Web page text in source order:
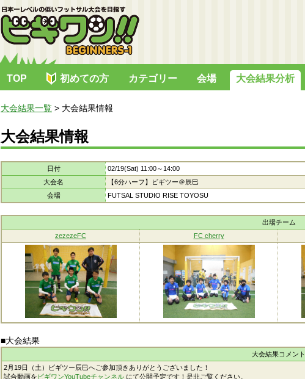
TOP 初めての方 カテゴリー 会場 大会結果分析
大会結果一覧 > 大会結果情報
大会結果情報
日付
02/19(Sat) 11:00～14:00
大会名
【6分ハーフ】ビギツー＠辰巳
会場
FUTSAL STUDIO RISE TOYOSU
出場チーム
zezezeFC
FC cherry
■大会結果
大会結果コメント
2月19日（土）ビギツー辰巳へご参加頂きありがとうございました！
試合動画を ビギワンYouTubeチャンネル にて公開予定です！是非ご覧ください。